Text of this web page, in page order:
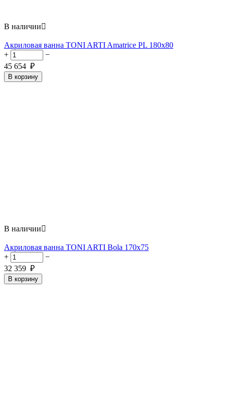
В наличии
Акриловая ванна TONI ARTI Amatrice PL 180x80
+
−
45 654 ₽
В корзину
В наличии
Акриловая ванна TONI ARTI Bola 170x75
+
−
32 359 ₽
В корзину